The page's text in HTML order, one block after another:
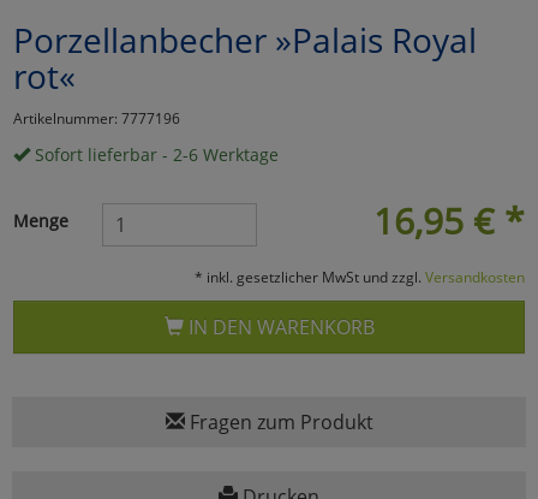
Porzellanbecher »Palais Royal
rot«
Artikelnummer: 7777196
Sofort lieferbar - 2-6 Werktage
16,95 € *
Menge
* inkl. gesetzlicher MwSt und zzgl. Versandkosten
IN DEN WARENKORB
Fragen zum Produkt
Marketing
Umfragetools
Cookies
Alle Akzeptieren
Cookies
Einstellungen speichern
zurückzu Haupptseite